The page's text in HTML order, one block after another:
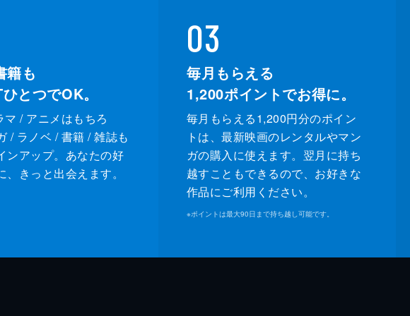
籍も
とつでOK。
マ / アニメはもちろ
/ ラノベ / 書籍 / 雑誌も
ンアップ。あなたの好
、きっと出会えます。
03
毎月もらえる
1,200ポイントでお得に。
毎月もらえる1,200円分のポイン
トは、最新映画のレンタルやマン
ガの購入に使えます。翌月に持ち
越すこともできるので、お好きな
作品にご利用ください。
※ポイントは最大90日まで持ち越し可能です。